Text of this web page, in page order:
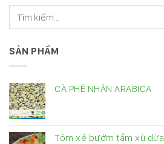
SẢN PHẨM
CÀ PHÊ NHÂN ARABICA
Tôm xẻ bướm tẩm xù dừa